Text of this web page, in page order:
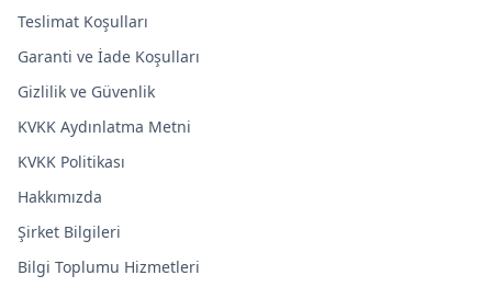
Teslimat Koşulları
Garanti ve İade Koşulları
Gizlilik ve Güvenlik
KVKK Aydınlatma Metni
KVKK Politikası
Hakkımızda
Şirket Bilgileri
Bilgi Toplumu Hizmetleri